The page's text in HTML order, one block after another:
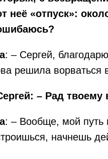
неё «отпуск»:
: – Сергей,
решила ворваться
– Рад
: – Вообще, мой путь
начнешь